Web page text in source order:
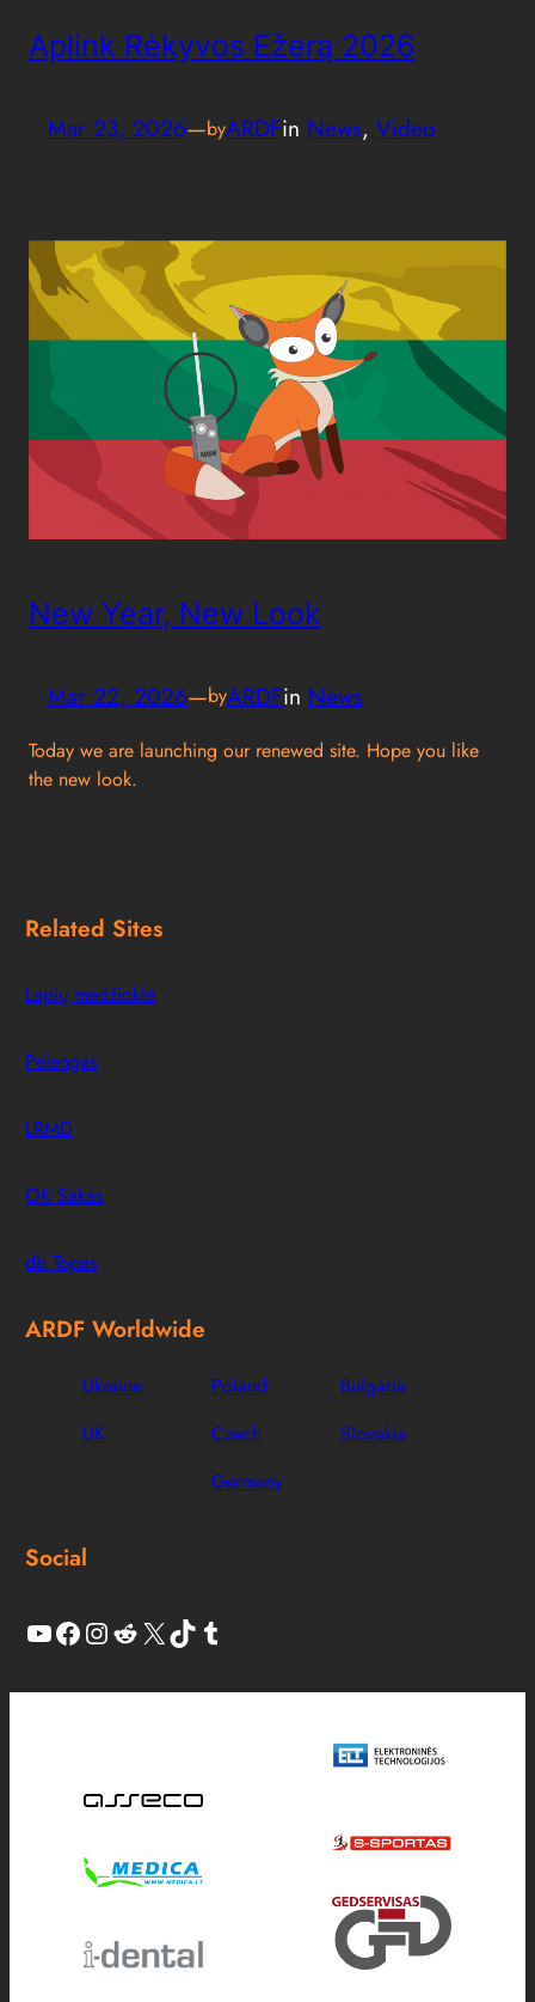
Aplink Rėkyvos Ežerą 2026
Mar 23, 2026—byARDFin News, Video
New Year, New Look
Mar 22, 2026—byARDFin News
Today we are launching our renewed site. Hope you like
the new look.
Related Sites
Lapių medžioklė
Pelengas
LRMD
OK Sakas
db Topas
ARDF Worldwide
Ukraine Poland
Bulgaria
UK
Czech
Slovakia
Germany
Social
YouTube Facebook Instagram Reddit X TikTok Tumblr